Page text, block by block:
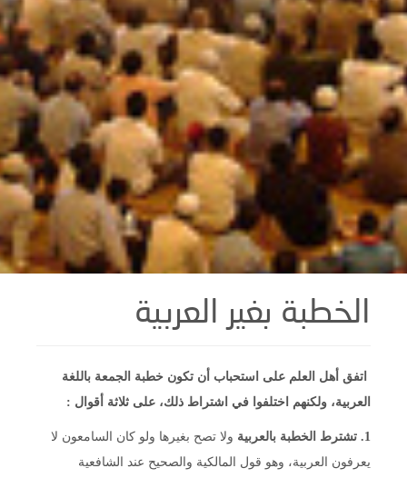
الخطبة بغير العربية
اتفق أهل العلم على استحباب أن تكون خطبة الجمعة باللغة
العربية، ولكنهم اختلفوا في اشتراط ذلك، على ثلاثة أقوال :
1. تشترط الخطبة بالعربية ولا تصح بغيرها ولو كان السامعون لا
يعرفون العربية، وهو قول المالكية والصحيح عند الشافعية